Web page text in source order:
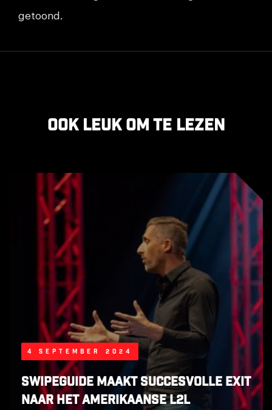
getoond.
Ook leuk om te lezen
4 september 2024
SwipeGuide maakt succesvolle exit
naar het Amerikaanse L2L